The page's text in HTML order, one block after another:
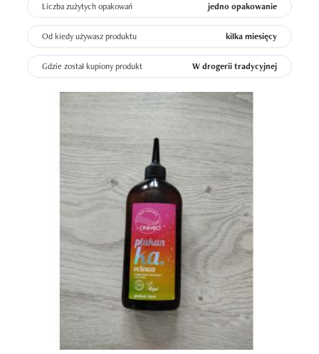
Liczba zużytych opakowań jedno opakowanie
Od kiedy używasz produktu kilka miesięcy
Gdzie został kupiony produkt W drogerii tradycyjnej